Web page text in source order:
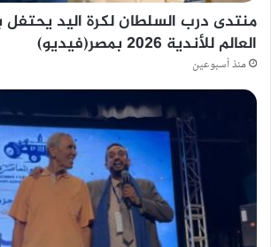
منتدى درب السلطان لكرة اليد يحتفل
العالم للأندية 2026 بمصر(فيديو)
منذ أسبوعين